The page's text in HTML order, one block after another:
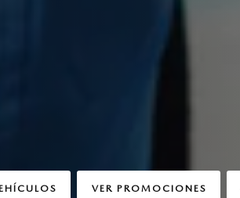
VER PROMOCIONES